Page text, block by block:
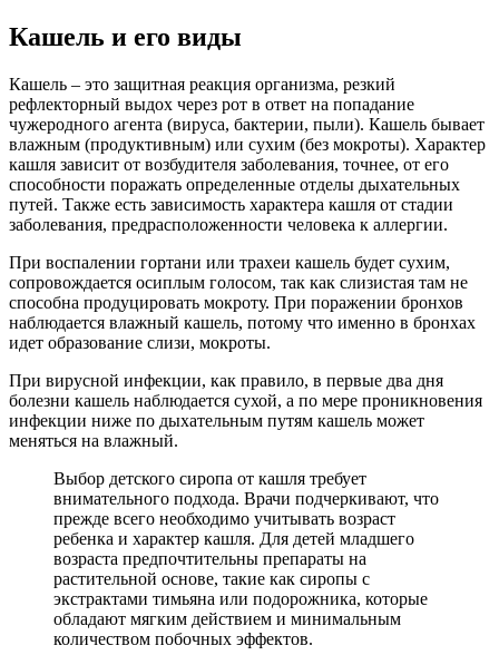
Кашель и его виды
Кашель – это защитная реакция организма, резкий
рефлекторный выдох через рот в ответ на попадание
чужеродного агента (вируса, бактерии, пыли). Кашель бывает
влажным (продуктивным) или сухим (без мокроты). Характер
кашля зависит от возбудителя заболевания, точнее, от его
способности поражать определенные отделы дыхательных
путей. Также есть зависимость характера кашля от стадии
заболевания, предрасположенности человека к аллергии.
При воспалении гортани или трахеи кашель будет сухим,
сопровождается осиплым голосом, так как слизистая там не
способна продуцировать мокроту. При поражении бронхов
наблюдается влажный кашель, потому что именно в бронхах
идет образование слизи, мокроты.
При вирусной инфекции, как правило, в первые два дня
болезни кашель наблюдается сухой, а по мере проникновения
инфекции ниже по дыхательным путям кашель может
меняться на влажный.
Выбор детского сиропа от кашля требует
внимательного подхода. Врачи подчеркивают, что
прежде всего необходимо учитывать возраст
ребенка и характер кашля. Для детей младшего
возраста предпочтительны препараты на
растительной основе, такие как сиропы с
экстрактами тимьяна или подорожника, которые
обладают мягким действием и минимальным
количеством побочных эффектов.